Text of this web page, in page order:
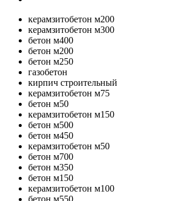
керамзитобетон м200
керамзитобетон м300
бетон м400
бетон м200
бетон м250
газобетон
кирпич строительный
керамзитобетон м75
бетон м50
керамзитобетон м150
бетон м500
бетон м450
керамзитобетон м50
бетон м700
бетон м350
бетон м150
керамзитобетон м100